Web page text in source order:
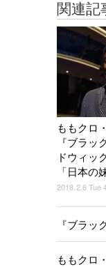
関連記
ももクロ
『ブラッ
ドウィッ
「日本の
2018.2.6 Tue
『ブラッ
ももクロ